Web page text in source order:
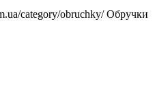
category/obruchky/Обручки